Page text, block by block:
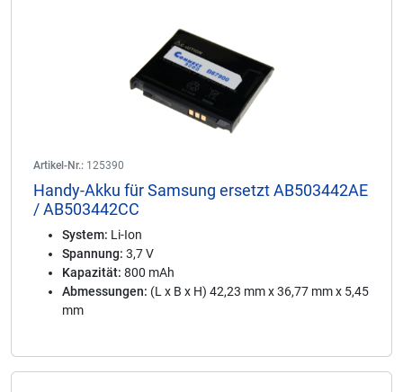
Artikel-Nr.: 125390
Handy-Akku für Samsung ersetzt AB503442AE
/ AB503442CC
System: Li-Ion
Spannung: 3,7 V
Kapazität: 800 mAh
Abmessungen: (L x B x H) 42,23 mm x 36,77 mm x 5,45
mm